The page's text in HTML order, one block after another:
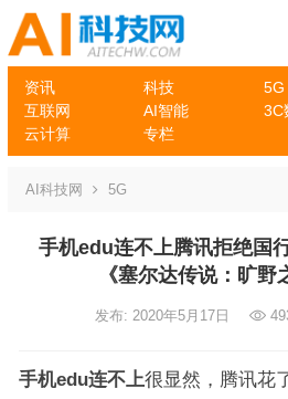
资讯 科技 5G
互联网
AI智能 3C
云计算
专栏
AI科技网 5G
手机edu连不上腾讯拒绝国
《塞尔达传说：旷野
发布: 2020年5月17日
手机edu连不上很显然，腾讯花